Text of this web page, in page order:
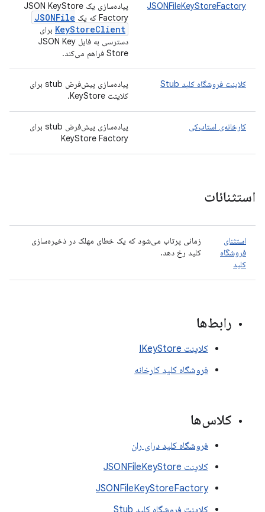
JSONFileKeyStoreFactory
پیاده‌سازی یک JSON KeyStore
Factory که یک
JSONFile
KeyStoreClient
برای
دسترسی به فایل JSON Key
Store فراهم می‌کند.
کلاینت فروشگاه کلید Stub
پیاده‌سازی پیش‌فرض stub برای
کلاینت KeyStore.
کارخانه‌ی استاب‌کی
پیاده‌سازی پیش‌فرض stub برای
KeyStore Factory
استثنائات
استثنای
فروشگاه
کلید
زمانی پرتاب می‌شود که یک خطای مهلک در ذخیره‌سازی
کلید رخ دهد.
رابط‌ها
کلاینت IKeyStore
فروشگاه کلید کارخانه
کلاس‌ها
فروشگاه کلید درای ران
کلاینت JSONFileKeyStore
JSONFileKeyStoreFactory
کلاینت فروشگاه کلید Stub